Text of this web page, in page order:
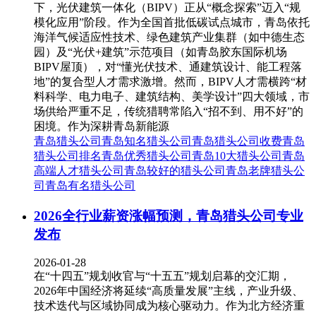
下，光伏建筑一体化（BIPV）正从“概念探索”迈入“规
模化应用”阶段。作为全国首批低碳试点城市，青岛依托
海洋气候适应性技术、绿色建筑产业集群（如中德生态
园）及“光伏+建筑”示范项目（如青岛胶东国际机场
BIPV屋顶），对“懂光伏技术、通建筑设计、能工程落
地”的复合型人才需求激增。然而，BIPV人才需横跨“材
料科学、电力电子、建筑结构、美学设计”四大领域，市
场供给严重不足，传统猎聘常陷入“招不到、用不好”的
困境。作为深耕青岛新能源
青岛猎头公司 青岛知名猎头公司 青岛猎头公司收费青岛
猎头公司排名青岛优秀猎头公司 青岛10大猎头公司 青岛
高端人才猎头公司 青岛较好的猎头公司 青岛老牌猎头公
司 青岛有名猎头公司
2026全行业薪资涨幅预测，青岛猎头公司专业
发布
2026-01-28
在“十四五”规划收官与“十五五”规划启幕的交汇期，
2026年中国经济将延续“高质量发展”主线，产业升级、
技术迭代与区域协同成为核心驱动力。作为北方经济重